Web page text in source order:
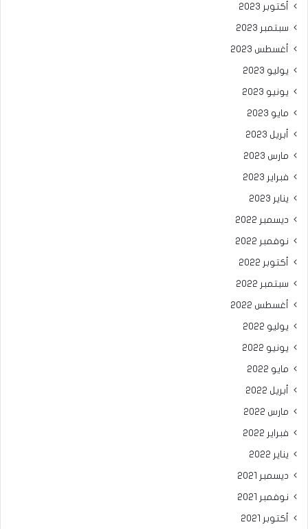
أكتوبر 2023
سبتمبر 2023
أغسطس 2023
يوليو 2023
يونيو 2023
مايو 2023
أبريل 2023
مارس 2023
فبراير 2023
يناير 2023
ديسمبر 2022
نوفمبر 2022
أكتوبر 2022
سبتمبر 2022
أغسطس 2022
يوليو 2022
يونيو 2022
مايو 2022
أبريل 2022
مارس 2022
فبراير 2022
يناير 2022
ديسمبر 2021
نوفمبر 2021
أكتوبر 2021